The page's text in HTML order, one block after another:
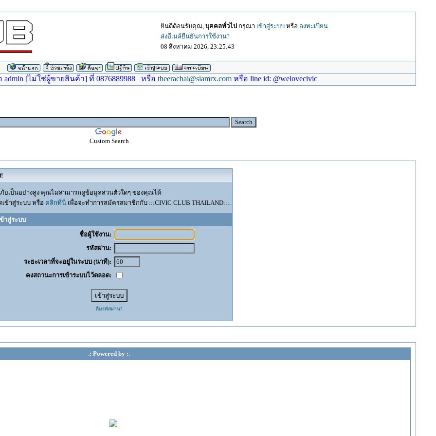
ยินดีต้อนรับคุณ, บุคคลทั่วไป กรุณา เข้าสู่ระบบหรือ ลงทะเบียน
ส่งอีเมล์ยืนยันการใช้งาน?
08 สิงหาคม 2026, 23:25:43
[ไม่ใช่ผู้ขายสินค้า] ที่ 0876889988 หรือtheerachai@siamrx.com หรือ line id: @welovecivic
Custom Search
ยเป็นอย่างสูง คุณไม่สามารถดูข้อมูลส่วนตัวใดๆ ของคุณได้
เข้าสู่ระบบ หรือ คลิกที่นี่เพื่อจะทำการสมัครสมาชิกกับ :::CIVIC CLUB THAILAND:::.
าสู่ระบบ
ชื่อผู้ใช้งาน:
รหัสผ่าน:
ระยะเวลาที่จะอยู่ในระบบ (นาที):
คงสถานะการเข้าระบบไว้ตลอด:
ลืมรหัสผ่าน?
.: Powered by :.